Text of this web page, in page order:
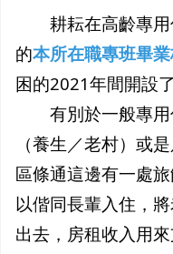
耕耘在高齡專用
的本所在職專班畢
困的2021年間開設
有別於一般專
（養生／老村）或
區條通這邊有一處
以偕同長輩入住，
出去，房租收入用